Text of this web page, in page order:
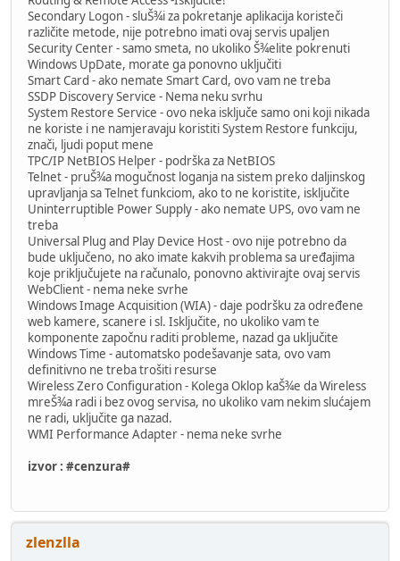
Secondary Logon - sluŠ¾i za pokretanje aplikacija koristeči
različite metode, nije potrebno imati ovaj servis upaljen
Security Center - samo smeta, no ukoliko Š¾elite pokrenuti
Windows UpDate, morate ga ponovno uključiti
Smart Card - ako nemate Smart Card, ovo vam ne treba
SSDP Discovery Service - Nema neku svrhu
System Restore Service - ovo neka isključe samo oni koji nikada
ne koriste i ne namjeravaju koristiti System Restore funkciju,
znači, ljudi poput mene
TPC/IP NetBIOS Helper - podrška za NetBIOS
Telnet - pruŠ¾a mogučnost loganja na sistem preko daljinskog
upravljanja sa Telnet funkciom, ako to ne koristite, isključite
Uninterruptible Power Supply - ako nemate UPS, ovo vam ne
treba
Universal Plug and Play Device Host - ovo nije potrebno da
bude uključeno, no ako imate kakvih problema sa uređajima
koje priključujete na računalo, ponovno aktivirajte ovaj servis
WebClient - nema neke svrhe
Windows Image Acquisition (WIA) - daje podršku za određene
web kamere, scanere i sl. Isključite, no ukoliko vam te
komponente započnu raditi probleme, nazad ga uključite
Windows Time - automatsko podešavanje sata, ovo vam
definitivno ne treba trošiti resurse
Wireless Zero Configuration - Kolega Oklop kaŠ¾e da Wireless
mreŠ¾a radi i bez ovog servisa, no ukoliko vam nekim slućajem
ne radi, uključite ga nazad.
WMI Performance Adapter - nema neke svrhe
izvor : #cenzura#
zlenzlla